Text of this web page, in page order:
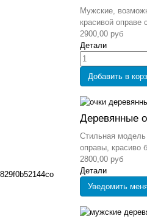
Мужские,
красивой оправе
2900,00 руб
Детали
Добавить в
Деревянные
Стильная
оправы, красиво
2800,00 руб
Детали
Уведомить